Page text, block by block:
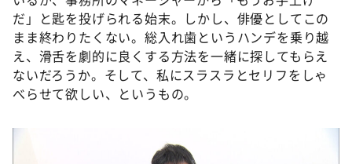
だ」と匙を投げられる始末。しかし、俳優としてこの
まま終わりたくない。総入れ歯というハンデを乗り越
え、滑舌を劇的に良くする方法を一緒に探してもらえ
ないだろうか。そして、私にスラスラとセリフをしゃ
べらせて欲しい、というもの。